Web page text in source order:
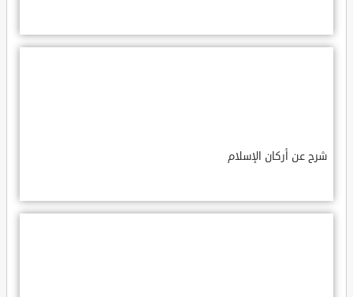
شرح عن أركان الإسلام